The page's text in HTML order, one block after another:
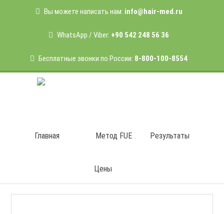
Вы можете написать нам: info@hair-med.ru
WhatsApp / Viber: +90 542 248 56 36
Бесплатные звонки по России: 8-800-100-8554
Главная Метод FUE Результаты
Цены